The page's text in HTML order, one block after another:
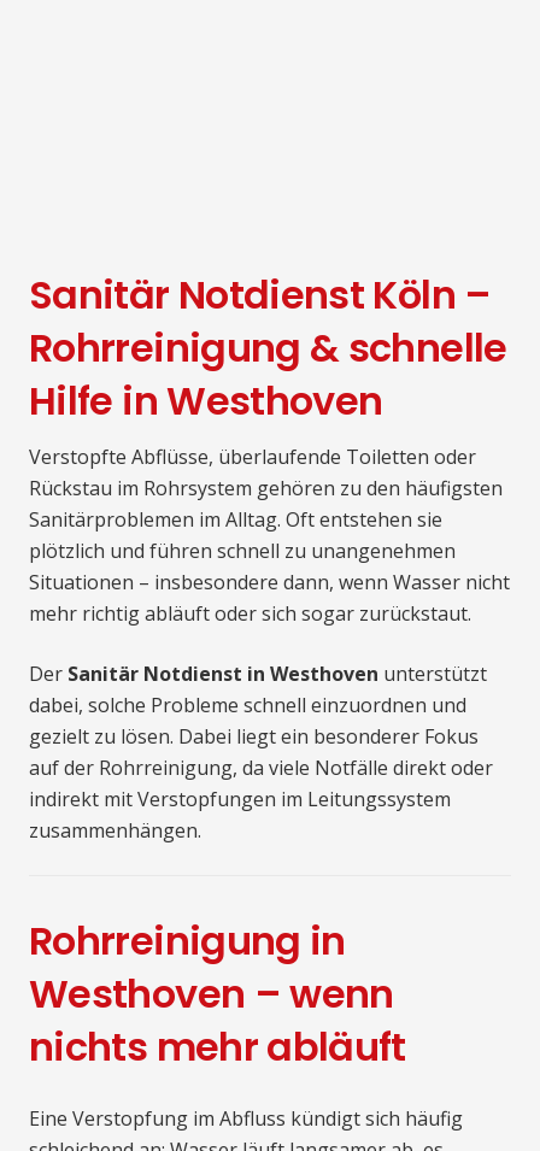
Sanitär Notdienst Köln –
Rohrreinigung & schnelle
Hilfe in Westhoven
Verstopfte Abflüsse, überlaufende Toiletten oder
Rückstau im Rohrsystem gehören zu den häufigsten
Sanitärproblemen im Alltag. Oft entstehen sie
plötzlich und führen schnell zu unangenehmen
Situationen – insbesondere dann, wenn Wasser nicht
mehr richtig abläuft oder sich sogar zurückstaut.
Der Sanitär Notdienst in Westhoven unterstützt
dabei, solche Probleme schnell einzuordnen und
gezielt zu lösen. Dabei liegt ein besonderer Fokus
auf der Rohrreinigung, da viele Notfälle direkt oder
indirekt mit Verstopfungen im Leitungssystem
zusammenhängen.
Rohrreinigung in
Westhoven – wenn
nichts mehr abläuft
Eine Verstopfung im Abfluss kündigt sich häufig